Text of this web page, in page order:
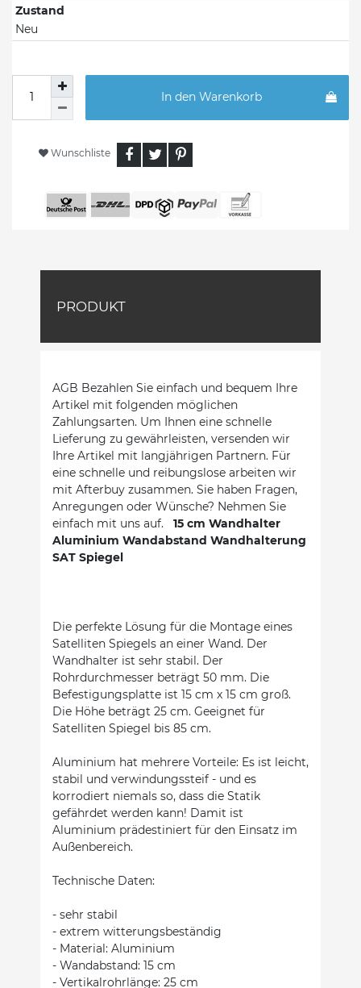
Zustand
Neu
In den Warenkorb
Wunschliste
PRODUKT
AGB Bezahlen Sie einfach und bequem Ihre
Artikel mit folgenden möglichen
Zahlungsarten. Um Ihnen eine schnelle
Lieferung zu gewährleisten, versenden wir
Ihre Artikel mit langjährigen Partnern. Für
eine schnelle und reibungslose arbeiten wir
mit Afterbuy zusammen. Sie haben Fragen,
Anregungen oder Wünsche? Nehmen Sie
einfach mit uns auf. 15 cm Wandhalter
Aluminium Wandabstand Wandhalterung
SAT Spiegel
Die perfekte Lösung für die Montage eines
Satelliten Spiegels an einer Wand. Der
Wandhalter ist sehr stabil. Der
Rohrdurchmesser beträgt 50 mm. Die
Befestigungsplatte ist 15 cm x 15 cm groß.
Die Höhe beträgt 25 cm. Geeignet für
Satelliten Spiegel bis 85 cm.
Aluminium hat mehrere Vorteile: Es ist leicht,
stabil und verwindungssteif - und es
korrodiert niemals so, dass die Statik
gefährdet werden kann! Damit ist
Aluminium prädestiniert für den Einsatz im
Außenbereich.
Technische Daten:
- sehr stabil
- extrem witterungsbeständig
- Material: Aluminium
- Wandabstand: 15 cm
- Vertikalrohrlänge: 25 cm